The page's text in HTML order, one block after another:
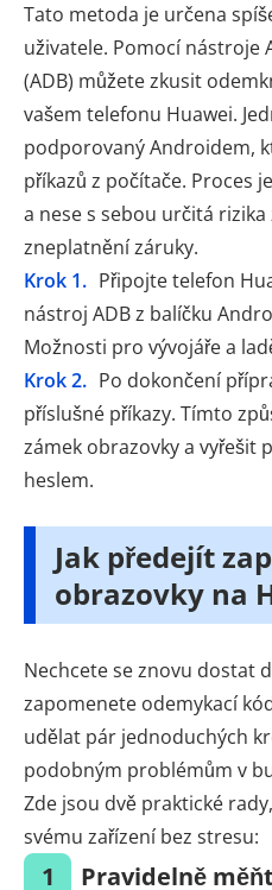
Tato metoda je určena
uživatele. Pomocí nástroje
(ADB) můžete zkusit
vašem telefonu Huawei.
podporovaný Androidem,
příkazů z počítače. Proces
a nese s sebou určitá
zneplatnění záruky.
Krok 1. Připojte telefon
nástroj ADB z balíčku
Možnosti pro vývojáře a
Krok 2. Po dokončení
příslušné příkazy. Tímto
zámek obrazovky a vyřešit
heslem.
Jak předejít
obrazovky na
Nechcete se znovu dostat
zapomenete odemykací
udělat pár jednoduchých
podobným problémům v
Zde jsou dvě praktické
svému zařízení bez stresu:
1 Pravidelně